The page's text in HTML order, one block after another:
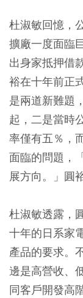
杜淑敏回憶，
擴廠一度面臨
出身家抵押借
裕在十年前正
是兩道新難題
起，二是當時
率僅有五％，
面臨的問題，
展方向。」圓
杜淑敏透露，
十年的日系家
產品的要求。
邊是高營收、
同客戶開發高